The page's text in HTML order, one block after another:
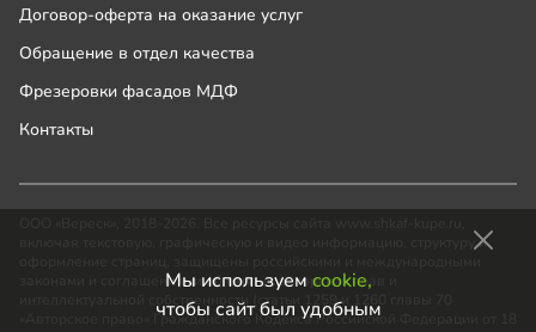
Мы используем cookie,
чтобы сайт был удобным
Договор-оферта на оказание услуг
Обращение в отдел качества
Фрезеровки фасадов МДФ
Контакты
включая текстовую, графическую и видео информацию, структуру и
законами и соглашениями об охране авторских прав и
интеллектуальной собственности (статьи 1259 и 1260 главы 70
«Авторское право» Гражданского Кодекса Российской Федерации от 18